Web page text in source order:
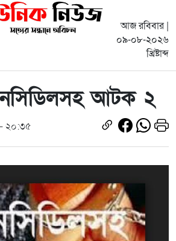
আজ রবিবার |
০৯-০৮-২০২৬
খ্রিষ্টাব্দ
আটক ২
২০:৩৫